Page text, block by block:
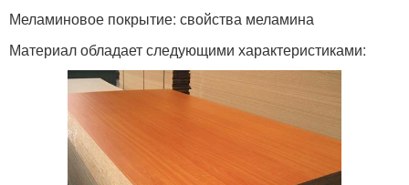
Меламиновое покрытие: свойства меламина
Материал обладает следующими характеристиками: